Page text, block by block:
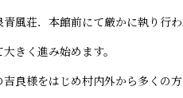
風荘．本館前にて厳かに執り行わ
きく進み始めます。
良様をはじめ村内外から多くの